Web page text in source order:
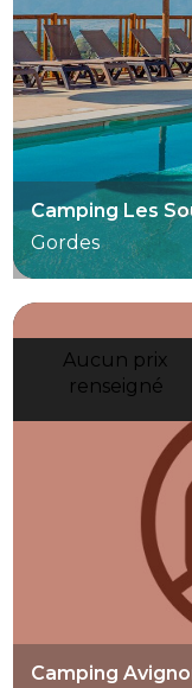
Camping Les
Gordes
Aucun prix
renseigné
Camping